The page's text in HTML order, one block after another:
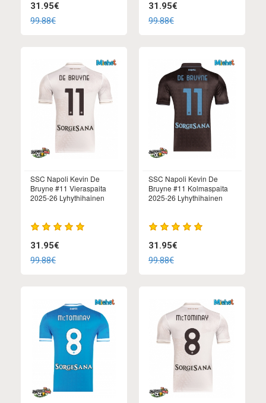
31.95€
99.88€
31.95€
99.88€
SSC Napoli Kevin De
Bruyne #11 Vieraspaita
2025-26 Lyhythihainen
31.95€
99.88€
SSC Napoli Kevin De
Bruyne #11 Kolmaspaita
2025-26 Lyhythihainen
31.95€
99.88€